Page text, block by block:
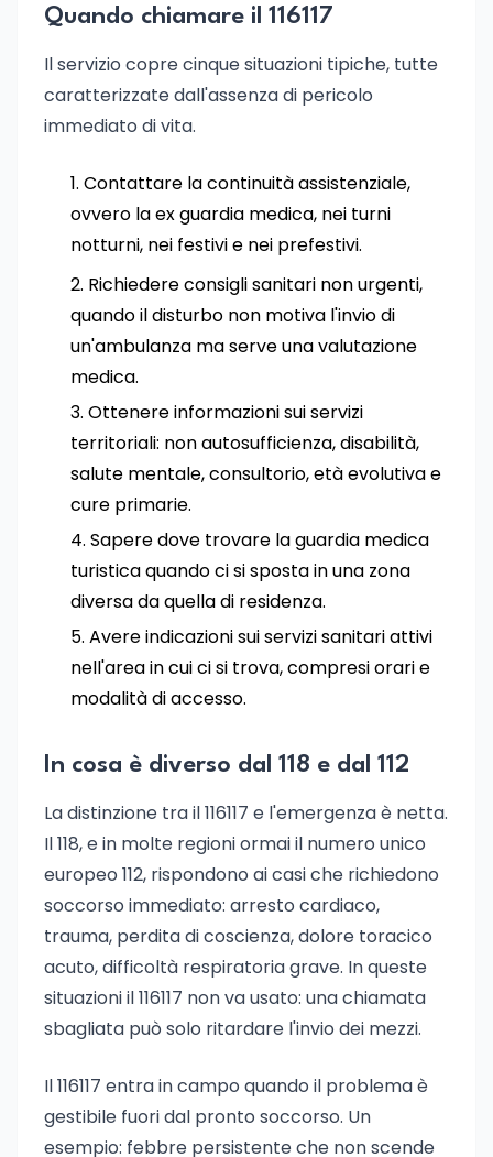
Quando chiamare il 116117
Il servizio copre cinque situazioni tipiche, tutte
caratterizzate dall'assenza di pericolo
immediato di vita.
Contattare la continuità assistenziale,
ovvero la ex guardia medica, nei turni
notturni, nei festivi e nei prefestivi.
Richiedere consigli sanitari non urgenti,
quando il disturbo non motiva l'invio di
un'ambulanza ma serve una valutazione
medica.
Ottenere informazioni sui servizi
territoriali: non autosufficienza, disabilità,
salute mentale, consultorio, età evolutiva e
cure primarie.
Sapere dove trovare la guardia medica
turistica quando ci si sposta in una zona
diversa da quella di residenza.
Avere indicazioni sui servizi sanitari attivi
nell'area in cui ci si trova, compresi orari e
modalità di accesso.
In cosa è diverso dal 118 e dal 112
La distinzione tra il 116117 e l'emergenza è netta.
Il 118, e in molte regioni ormai il numero unico
europeo 112, rispondono ai casi che richiedono
soccorso immediato: arresto cardiaco,
trauma, perdita di coscienza, dolore toracico
acuto, difficoltà respiratoria grave. In queste
situazioni il 116117 non va usato: una chiamata
sbagliata può solo ritardare l'invio dei mezzi.
Il 116117 entra in campo quando il problema è
gestibile fuori dal pronto soccorso. Un
esempio: febbre persistente che non scende